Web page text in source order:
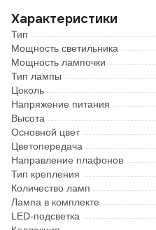
Характеристики
Тип
Мощность светильника
Мощность лампочки
Тип лампы
Цоколь
Напряжение питания
Высота
Основной цвет
Цветопередача
Направление плафонов
Тип крепления
Количество ламп
Лампа в комплекте
LED-подсветка